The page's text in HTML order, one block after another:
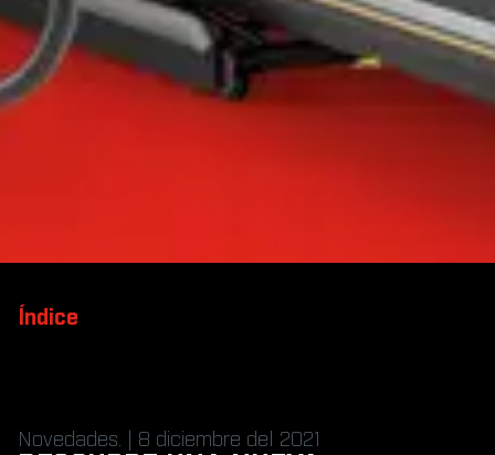
Índice
Novedades. | 8 diciembre del 2021